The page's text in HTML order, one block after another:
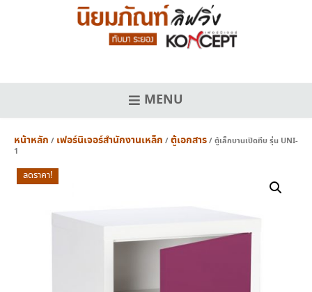
MENU
หน้าหลัก / เฟอร์นิเจอร์สำนักงานเหล็ก /ตู้เอกสาร/ ตู้เล็กบานเปิดทึบ รุ่น UNI-
1
ลดราคา!